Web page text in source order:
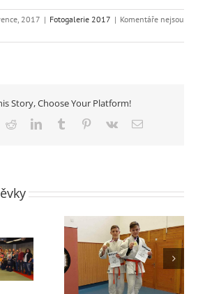
2017 | Fotogalerie 2017 | Komentáře nejsou
Story, Choose Your Platform!
RedditLinkedInTumblr Pinterest
Vk
E-
turnaj v
Tomáš Binhak
VICEMISTR ČR!